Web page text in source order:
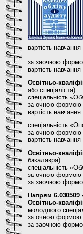
вартість
за заочною
вартість
Освітньо-
або спеціаліста)
спеціальність
за очною формою
вартість
спеціальність
за очною формою
вартість
Освітньо-
бакалавра)
спеціальність
за очною формою
за заочною
Напрям 6.030509
Освітньо-
молодшого
за очною формою
за заочною